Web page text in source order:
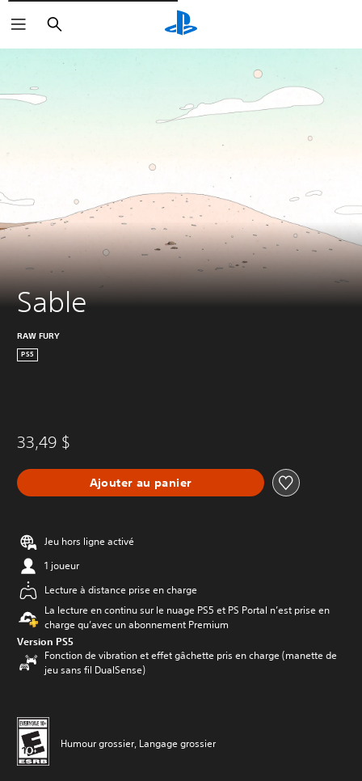
Rechercher
Sable
RAW FURY
PS5
33,49 $
Ajouter au panier
Jeu hors ligne activé
1 joueur
Lecture à distance prise en charge
La lecture en continu sur le nuage PS5 et PS Portal n’est prise en
charge qu’avec un abonnement Premium
Version PS5
Fonction de vibration et effet gâchette pris en charge (manette de
jeu sans fil DualSense)
Humour grossier, Langage grossier